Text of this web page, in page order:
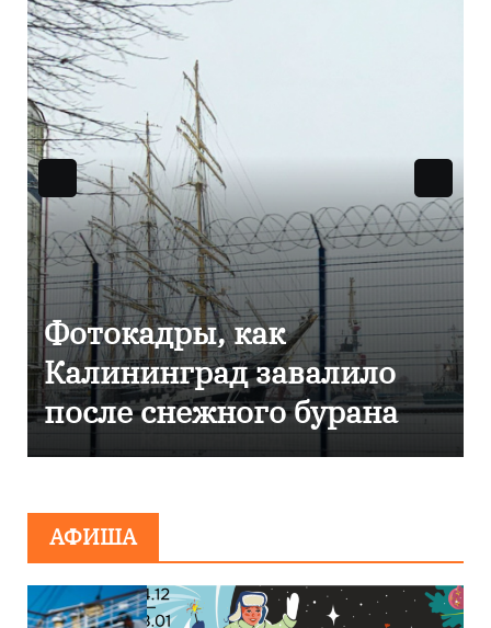
Фотокадры, как
Калининград завалило
после снежного бурана
АФИША